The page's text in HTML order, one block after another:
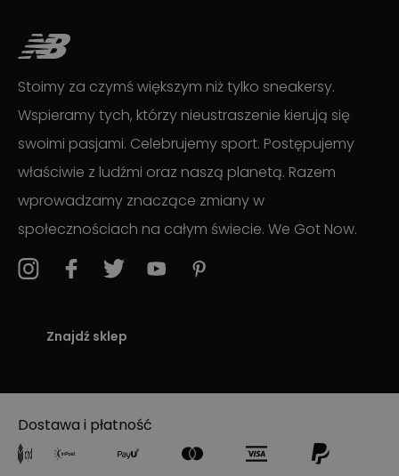
Stoimy za czymś większym niż tylko sneakersy.
Wspieramy tych, którzy nieustraszenie kierują się
swoimi pasjami. Celebrujemy sport. Postępujemy
właściwie z ludźmi oraz naszą planetą. Razem
wprowadzamy znaczące zmiany w
społecznościach na całym świecie. We Got Now.
Znajdź sklep
Dostawa i płatność